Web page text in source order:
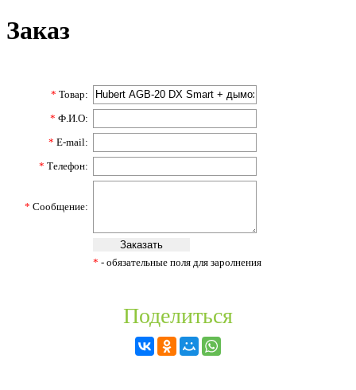
Заказ
* Товар:
* Ф.И.О:
* E-mail:
* Телефон:
* Сообщение:
* - обязательные поля для заролнения
Поделиться